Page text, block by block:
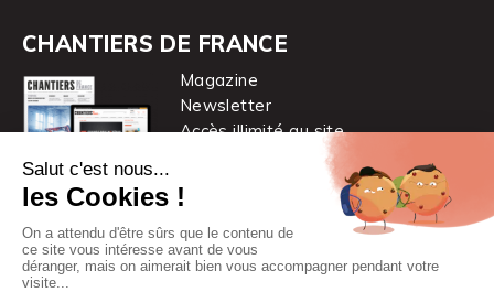
CHANTIERS DE FRANCE
Magazine
Newsletter
Accès illimité au site